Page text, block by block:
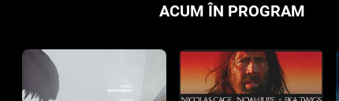
ACUM ÎN PROGRAM